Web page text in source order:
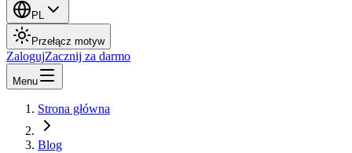
PL
Przełącz motyw
ZalogujZacznij za darmo
Menu
Strona główna
Blog